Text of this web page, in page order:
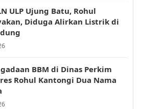
ULP Ujung Batu, Rohul
Diduga Alirkan Listrik di
BBM di Dinas Perkim
Rohul Kantongi Dua Nama